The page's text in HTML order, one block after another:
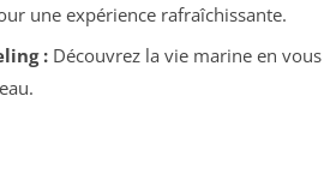
une expérience rafraîchissante.
:Découvrez la vie marine en vous